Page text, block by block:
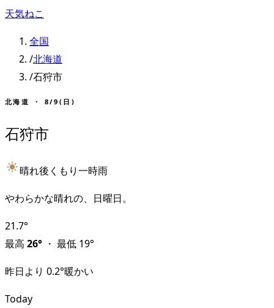
天気ねこ
全国
/北海道
/石狩市
北海道 ・ 8/9(日)
石狩市
晴れ後くもり一時雨
やわらかな晴れの、日曜日。
21.7°
最高 26° ・ 最低 19°
昨日より 0.2°暖かい
Today